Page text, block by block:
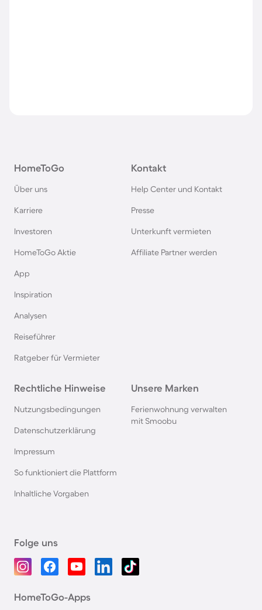
HomeToGo
Über uns
Karriere
Investoren
HomeToGo Aktie
App
Inspiration
Analysen
Reiseführer
Ratgeber für Vermieter
Kontakt
Help Center und Kontakt
Presse
Unterkunft vermieten
Affiliate Partner werden
Rechtliche Hinweise
Nutzungsbedingungen
Datenschutzerklärung
Impressum
So funktioniert die Plattform
Inhaltliche Vorgaben
Unsere Marken
Ferienwohnung verwalten
mit Smoobu
Folge uns
HomeToGo-Apps